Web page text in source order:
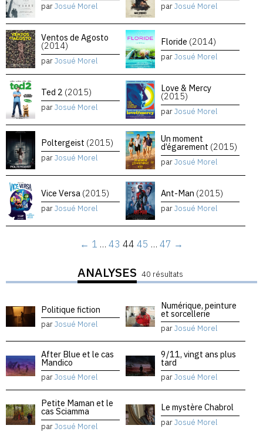
parJosué Morel parJosué Morel
Ventos de Agosto
(2014)
parJosué Morel
Floride (2014)
parJosué Morel
Ted 2 (2015)
parJosué Morel
Love & Mercy
(2015)
parJosué Morel
Poltergeist (2015)
parJosué Morel
Un moment
d’égarement (2015)
parJosué Morel
Vice Versa (2015)
parJosué Morel
Ant-Man (2015)
parJosué Morel
← 1 … 43 44 45 … 47 →
ANALYSES 40 résultats
Politique fiction
parJosué Morel
Numérique, peinture
et sorcellerie
parJosué Morel
After Blue et le cas
Mandico
parJosué Morel
9/11, vingt ans plus
tard
parJosué Morel
Petite Maman et le
cas Sciamma
parJosué Morel
Le mystère Chabrol
parJosué Morel